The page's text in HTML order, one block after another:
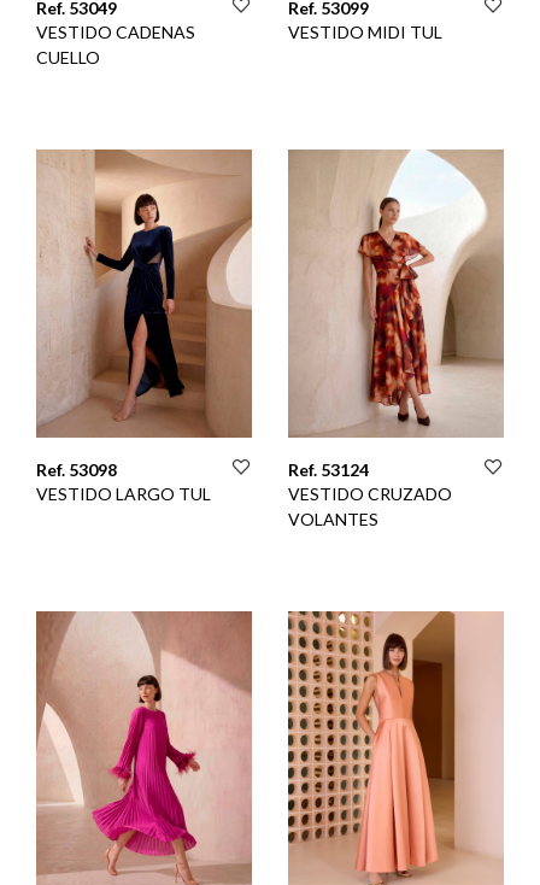
Ref. 53049
VESTIDO CADENAS
CUELLO
Ref. 53099
VESTIDO MIDI TUL
Ref. 53098
VESTIDO LARGO TUL
Ref. 53124
VESTIDO CRUZADO
VOLANTES